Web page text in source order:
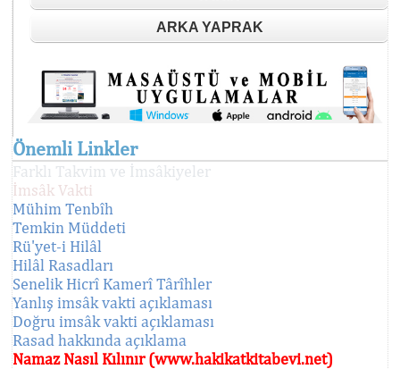
ARKA YAPRAK
Önemli Linkler
Farklı Takvim ve İmsâkiyeler
İmsâk Vakti
Mühim Tenbîh
Temkin Müddeti
Rü'yet-i Hilâl
Hilâl Rasadları
Senelik Hicrî Kamerî Târîhler
Yanlış imsâk vakti açıklaması
Doğru imsâk vakti açıklaması
Rasad hakkında açıklama
Namaz Nasıl Kılınır (www.hakikatkitabevi.net)